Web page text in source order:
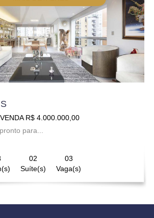
R$ 4.000.000,00
para...
02
Suíte(s)
03
Vaga(s)